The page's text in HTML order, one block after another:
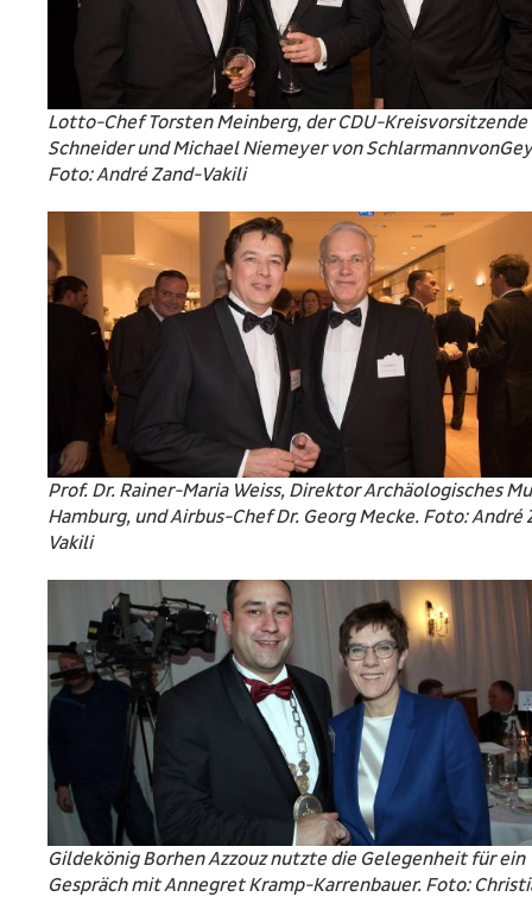
Lotto-Chef Torsten Meinberg, der CDU-Kreisvorsitzende
Schneider und Michael Niemeyer von
Foto: André Zand-Vakili
Prof. Dr. Rainer-Maria Weiss, Direktor Archäologisches
Hamburg, und Airbus-Chef Dr. Georg Mecke. Foto: André
Vakili
Gildekönig Borhen Azzouz nutzte die Gelegenheit für ein
Gespräch mit Annegret Kramp-Karrenbauer. Foto: